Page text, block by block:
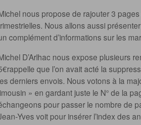
nous propose de rajouter 3
Nous allons aussi
complément d’informations sur les
D’Arlhac nous expose plusieurs
que l’on avait acté la
derniers envois. Nous votons à la
» en gardant juste le N° de la
pour passer le nombre de
Yves voit pour insérer l’index des